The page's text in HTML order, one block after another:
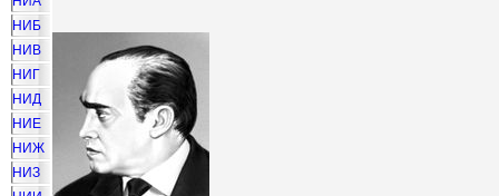
НИБ
НИВ
НИГ
НИД
НИЕ
НИЖ
НИЗ